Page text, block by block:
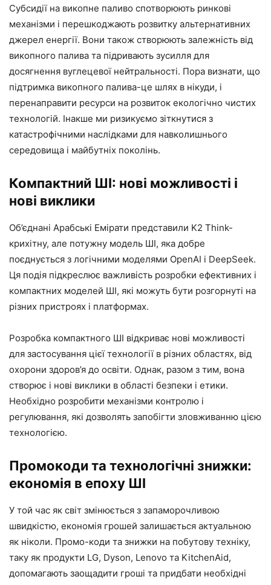
Субсидії на викопне паливо спотворюють ринкові
механізми і перешкоджають розвитку альтернативних
джерел енергії. Вони також створюють залежність від
викопного палива та підривають зусилля для
досягнення вуглецевої нейтральності. Пора визнати, що
підтримка викопного палива-це шлях в нікуди, і
перенаправити ресурси на розвиток екологічно чистих
технологій. Інакше ми ризикуємо зіткнутися з
катастрофічними наслідками для навколишнього
середовища і майбутніх поколінь.
Компактний ШІ: нові можливості і
нові виклики
Об’єднані Арабські Емірати представили K2 Think-
крихітну, але потужну модель ШІ, яка добре
поєднується з логічними моделями OpenAI і DeepSeek.
Ця подія підкреслює важливість розробки ефективних і
компактних моделей ШІ, які можуть бути розгорнуті на
різних пристроях і платформах.
Розробка компактного ШІ відкриває нові можливості
для застосування цієї технології в різних областях, від
охорони здоров’я до освіти. Однак, разом з тим, вона
створює і нові виклики в області безпеки і етики.
Необхідно розробити механізми контролю і
регулювання, які дозволять запобігти зловживанню цією
технологією.
Промокоди та технологічні знижки:
економія в епоху ШІ
У той час як світ змінюється з запаморочливою
швидкістю, економія грошей залишається актуальною
як ніколи. Промо-коди та знижки на побутову техніку,
таку як продукти LG, Dyson, Lenovo та KitchenAid,
допомагають заощадити гроші та придбати необхідні